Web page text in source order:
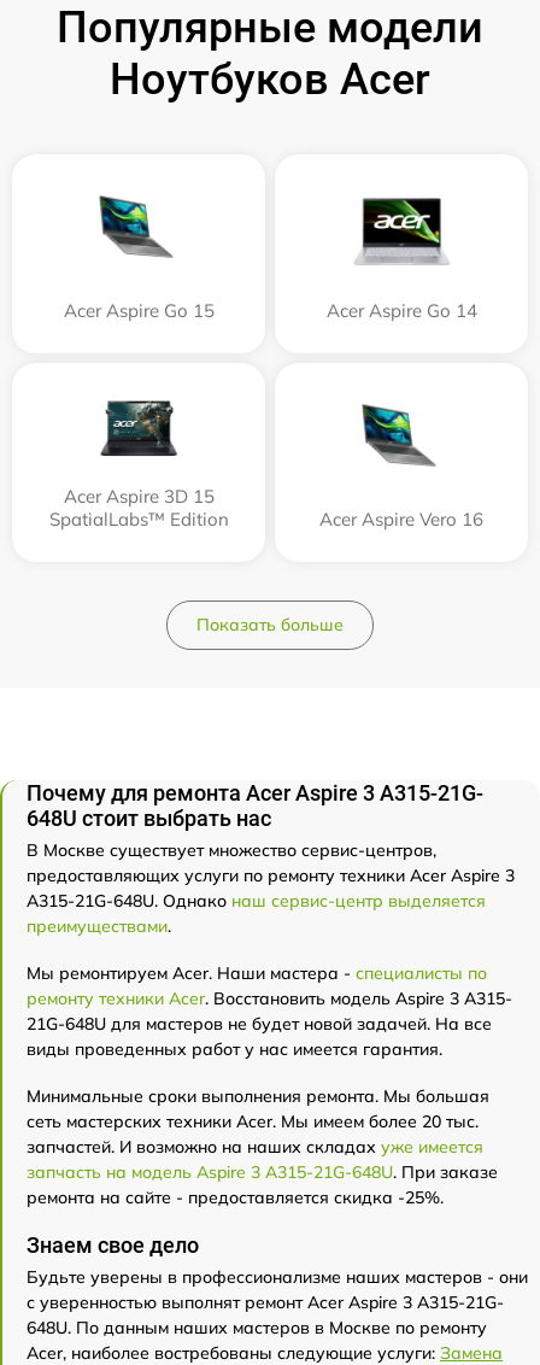
Популярные модели
Ноутбуков Acer
Acer Aspire Go 15 Acer Aspire Go 14
Acer Aspire 3D 15
SpatialLabs™ Edition
Acer Aspire Vero 16
Показать больше
Почему для ремонта Acer Aspire 3 A315-21G-
648U стоит выбрать нас
В Москве существует множество сервис-центров,
предоставляющих услуги по ремонту техники Acer Aspire 3
A315-21G-648U. Однако наш сервис-центр выделяется
преимуществами.
Мы ремонтируем Acer. Наши мастера - специалисты по
ремонту техники Acer. Восстановить модель Aspire 3 A315-
21G-648U для мастеров не будет новой задачей. На все
виды проведенных работ у нас имеется гарантия.
Минимальные сроки выполнения ремонта. Мы большая
сеть мастерских техники Acer. Мы имеем более 20 тыс.
запчастей. И возможно на наших складах уже имеется
запчасть на модель Aspire 3 A315-21G-648U. При заказе
ремонта на сайте - предоставляется скидка -25%.
Знаем свое дело
Будьте уверены в профессионализме наших мастеров - они
с уверенностью выполнят ремонт Acer Aspire 3 A315-21G-
648U. По данным наших мастеров в Москве по ремонту
Acer, наиболее востребованы следующие услуги: Замена